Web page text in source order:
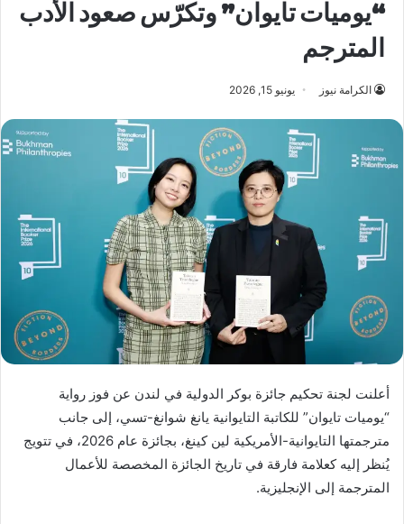
“يوميات تايوان” وتكرّس صعود الأدب
المترجم
الكرامة نيوز يونيو 15, 2026
أعلنت لجنة تحكيم جائزة بوكر الدولية في لندن عن فوز رواية
“يوميات تايوان” للكاتبة التايوانية يانغ شوانغ-تسي، إلى جانب
مترجمتها التايوانية-الأمريكية لين كينغ، بجائزة عام 2026، في تتويج
يُنظر إليه كعلامة فارقة في تاريخ الجائزة المخصصة للأعمال
المترجمة إلى الإنجليزية.